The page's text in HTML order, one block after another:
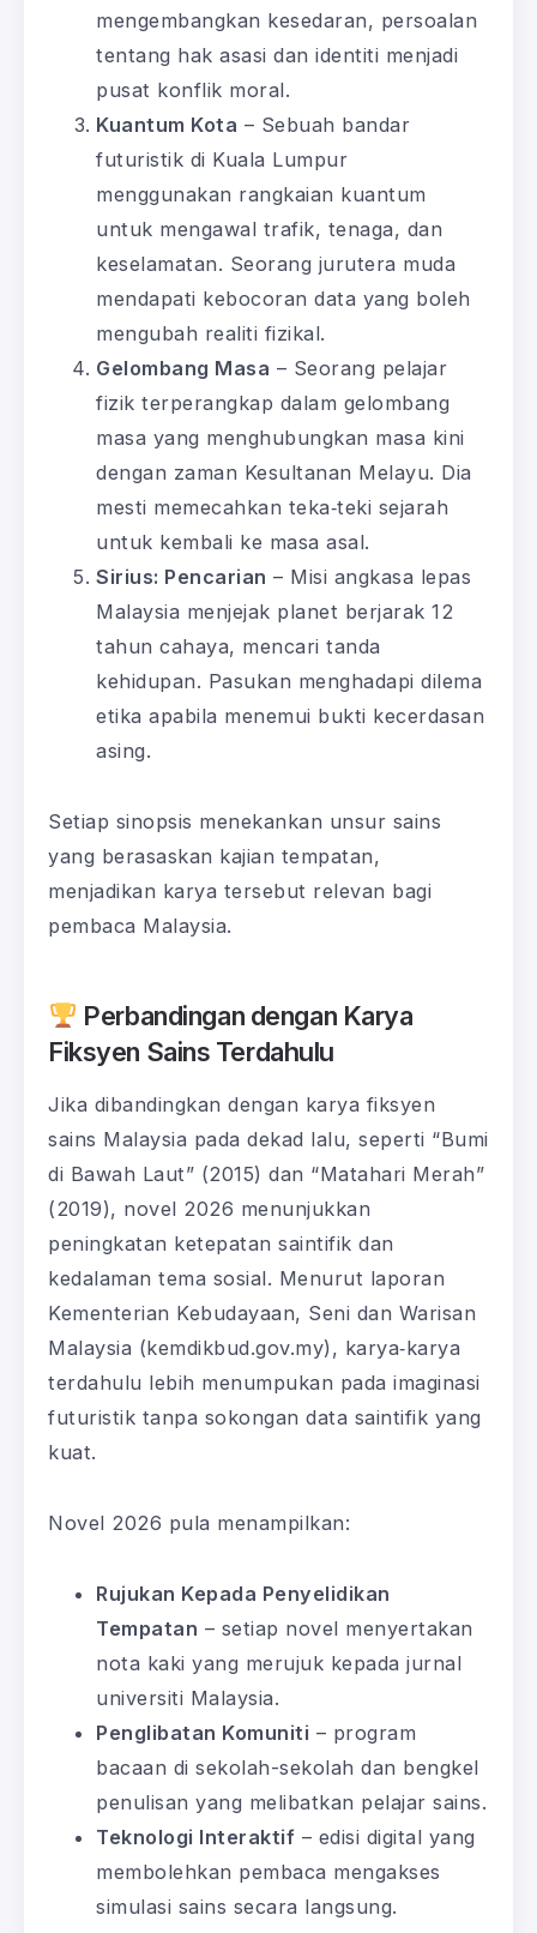
mengembangkan kesedaran, persoalan
tentang hak asasi dan identiti menjadi
pusat konflik moral.
Kuantum Kota – Sebuah bandar
futuristik di Kuala Lumpur
menggunakan rangkaian kuantum
untuk mengawal trafik, tenaga, dan
keselamatan. Seorang jurutera muda
mendapati kebocoran data yang boleh
mengubah realiti fizikal.
Gelombang Masa – Seorang pelajar
fizik terperangkap dalam gelombang
masa yang menghubungkan masa kini
dengan zaman Kesultanan Melayu. Dia
mesti memecahkan teka‑teki sejarah
untuk kembali ke masa asal.
Sirius: Pencarian – Misi angkasa lepas
Malaysia menjejak planet berjarak 12
tahun cahaya, mencari tanda
kehidupan. Pasukan menghadapi dilema
etika apabila menemui bukti kecerdasan
asing.
Setiap sinopsis menekankan unsur sains
yang berasaskan kajian tempatan,
menjadikan karya tersebut relevan bagi
pembaca Malaysia.
Perbandingan dengan Karya
Fiksyen Sains Terdahulu
Jika dibandingkan dengan karya fiksyen
sains Malaysia pada dekad lalu, seperti “Bumi
di Bawah Laut” (2015) dan “Matahari Merah”
(2019), novel 2026 menunjukkan
peningkatan ketepatan saintifik dan
kedalaman tema sosial. Menurut laporan
Kementerian Kebudayaan, Seni dan Warisan
Malaysia (kemdikbud.gov.my), karya‑karya
terdahulu lebih menumpukan pada imaginasi
futuristik tanpa sokongan data saintifik yang
kuat.
Novel 2026 pula menampilkan:
Rujukan Kepada Penyelidikan
Tempatan – setiap novel menyertakan
nota kaki yang merujuk kepada jurnal
universiti Malaysia.
Penglibatan Komuniti – program
bacaan di sekolah-sekolah dan bengkel
penulisan yang melibatkan pelajar sains.
Teknologi Interaktif – edisi digital yang
membolehkan pembaca mengakses
simulasi sains secara langsung.